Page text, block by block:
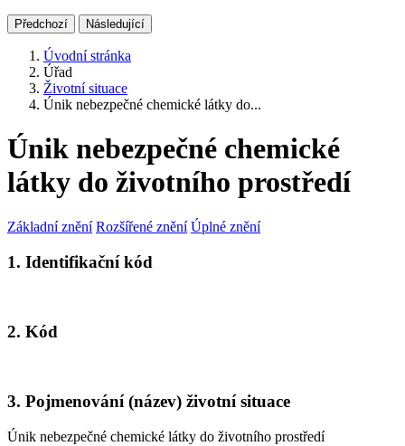
Předchozí Následující
Úvodní stránka
Úřad
Životní situace
Únik nebezpečné chemické látky do...
Únik nebezpečné chemické
látky do životního prostředí
Základní znění Rozšířené znění Úplné znění
1. Identifikační kód
2. Kód
3. Pojmenování (název) životní situace
Únik nebezpečné chemické látky do životního prostředí